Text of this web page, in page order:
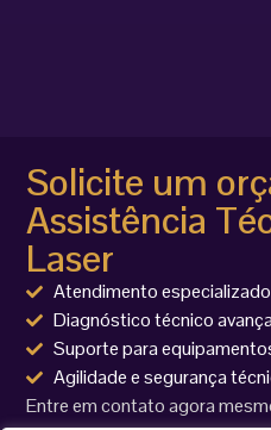
Solicite um
Assistência
Laser
Atendimento especializado
Diagnóstico técnico
Suporte para
Agilidade e segurança
Entre em contato agora